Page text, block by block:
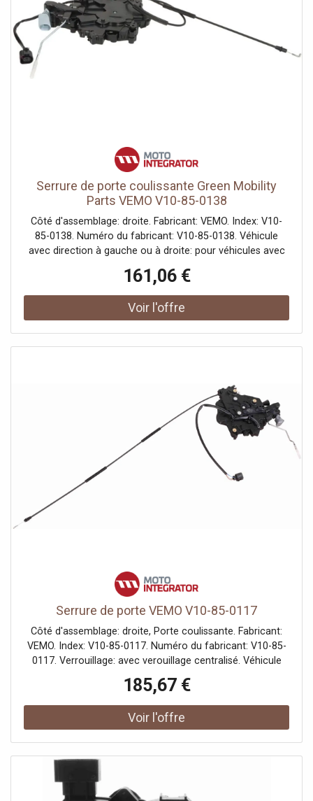
Serrure de porte coulissante Green Mobility
Parts VEMO V10-85-0138
Côté d'assemblage: droite. Fabricant: VEMO. Index: V10-
85-0138. Numéro du fabricant: V10-85-0138. Véhicule
avec direction à gauche ou à droite: pour véhicules avec
161,06 €
Serrure de porte VEMO V10-85-0117
Côté d'assemblage: droite, Porte coulissante. Fabricant:
VEMO. Index: V10-85-0117. Numéro du fabricant: V10-85-
0117. Verrouillage: avec verouillage centralisé. Véhicule
avec direction à gauche ou à droite: pour véhicules avec
direction à droite, pour véhicules avec direction à gauche.
185,67 €